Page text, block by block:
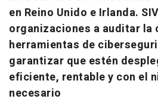
en Reino Unido e Irlanda.
organizaciones a auditar la
herramientas de
garantizar que estén
eficiente, rentable y con el
necesario